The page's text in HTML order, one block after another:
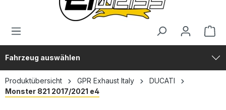
Fahrzeug auswählen
Produktübersicht GPR Exhaust Italy
DUCATI
Monster 821 2017/2021 e4